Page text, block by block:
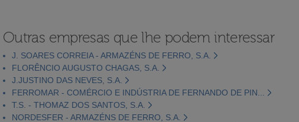
Outras empresas que lhe podem interessar
J. SOARES CORREIA - ARMAZÉNS DE FERRO, S.A.
FLORÊNCIO AUGUSTO CHAGAS, S.A.
J.JUSTINO DAS NEVES, S.A.
FERROMAR - COMÉRCIO E INDÚSTRIA DE FERNANDO DE PIN...
T.S. - THOMAZ DOS SANTOS, S.A.
NORDESFER - ARMAZÉNS DE FERRO, S.A.